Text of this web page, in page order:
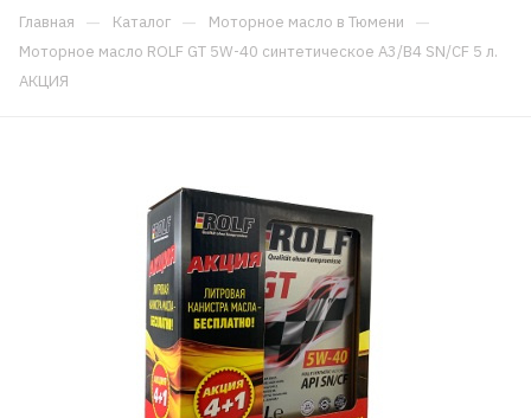
Главная — Каталог — Моторное масло в Тюмени —
Моторное масло ROLF GT 5W-40 синтетическое A3/B4 SN/CF 5 л.
АКЦИЯ